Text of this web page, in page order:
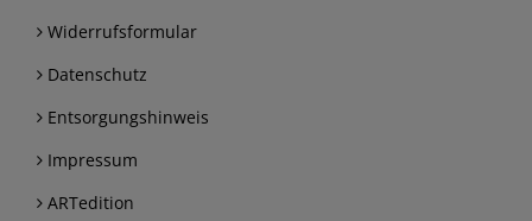
Widerrufsformular
Datenschutz
Entsorgungshinweis
Impressum
ARTedition